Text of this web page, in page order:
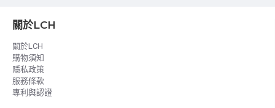
關於LCH
關於LCH
購物須知
隱私政策
服務條款
專利與認證